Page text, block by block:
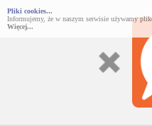
Pliki cookies...
Informujemy, że w naszym serwisie używamy
Więcej...